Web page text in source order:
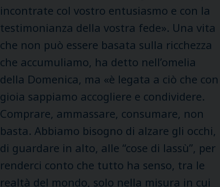
incontrate col vostro entusiasmo e con la
testimonianza della vostra fede». Una vita
che non può essere basata sulla ricchezza
che accumuliamo, ha detto nell’omelia
della Domenica, ma «è legata a ciò che con
gioia sappiamo accogliere e condividere.
Comprare, ammassare, consumare, non
basta. Abbiamo bisogno di alzare gli occhi,
di guardare in alto, alle “cose di lassù”, per
renderci conto che tutto ha senso, tra le
realtà del mondo, solo nella misura in cui